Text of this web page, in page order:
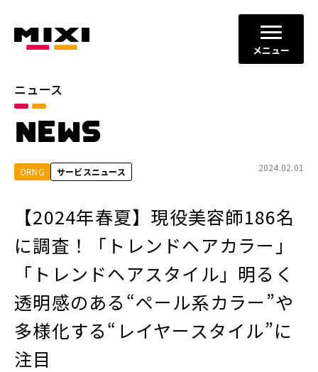
メニュー
ニュース
NEWS
ORNG サービスニュース 2024.02.01
【2024年春夏】現役美容師186名
に調査！「トレンドヘアカラー」
「トレンドヘアスタイル」明るく
透明感のある“ペール系カラー”や
多様化する“レイヤースタイル”に
注目
カテゴリ
お知らせ
2026年 2025年